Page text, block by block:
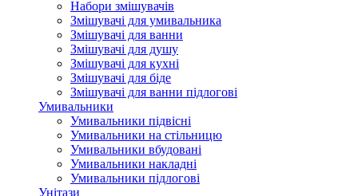
Набори змішувачів
Змішувачі для умивальника
Змішувачі для ванни
Змішувачі для душу
Змішувачі для кухні
Змішувачі для біде
Змішувачі для ванни підлогові
Умивальники
Умивальники підвісні
Умивальники на стільницю
Умивальники вбудовані
Умивальники накладні
Умивальники підлогові
Унітази